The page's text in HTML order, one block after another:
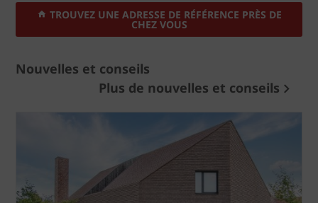
TROUVEZ UNE ADRESSE DE RÉFÉRENCE PRÈS DE
CHEZ VOUS
Nouvelles et conseils
Plus de nouvelles et conseils